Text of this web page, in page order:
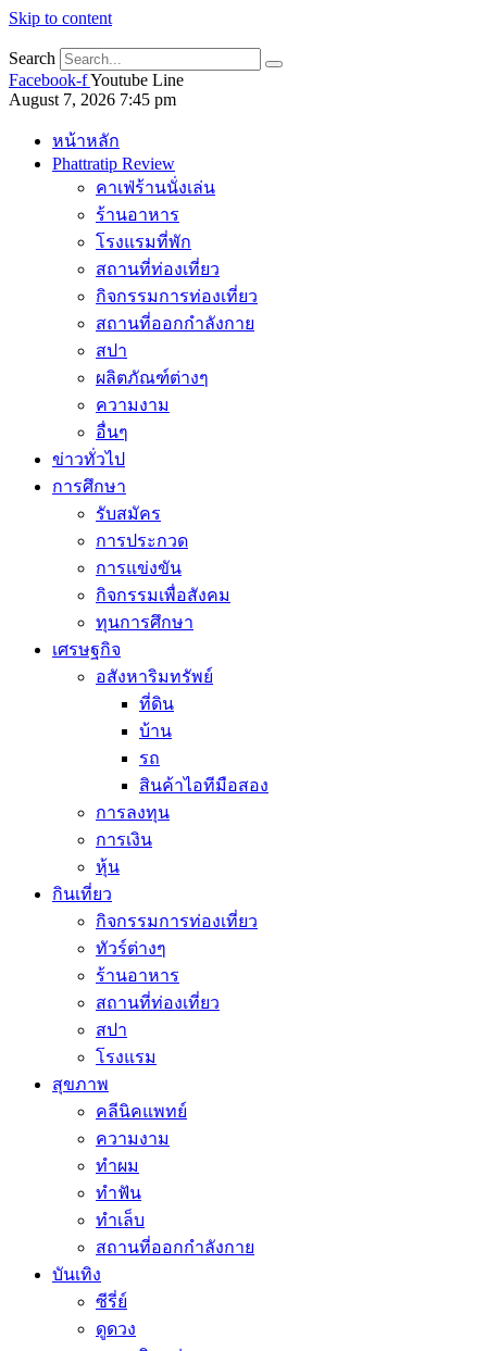
Skip to content
Search
Facebook-fYoutube Line
August 7, 2026 7:45 pm
หน้าหลัก
Phattratip Review
คาเฟ่ร้านนั่งเล่น
ร้านอาหาร
โรงแรมที่พัก
สถานที่ท่องเที่ยว
กิจกรรมการท่องเที่ยว
สถานที่ออกกำลังกาย
สปา
ผลิตภัณฑ์ต่างๆ
ความงาม
อื่นๆ
ข่าวทั่วไป
การศึกษา
รับสมัคร
การประกวด
การแข่งขัน
กิจกรรมเพื่อสังคม
ทุนการศึกษา
เศรษฐกิจ
อสังหาริมทรัพย์
ที่ดิน
บ้าน
รถ
สินค้าไอทีมือสอง
การลงทุน
การเงิน
หุ้น
กินเที่ยว
กิจกรรมการท่องเที่ยว
ทัวร์ต่างๆ
ร้านอาหาร
สถานที่ท่องเที่ยว
สปา
โรงแรม
สุขภาพ
คลีนิคแพทย์
ความงาม
ทำผม
ทำฟัน
ทำเล็บ
สถานที่ออกกำลังกาย
บันเทิง
ซีรี่ย์
ดูดวง